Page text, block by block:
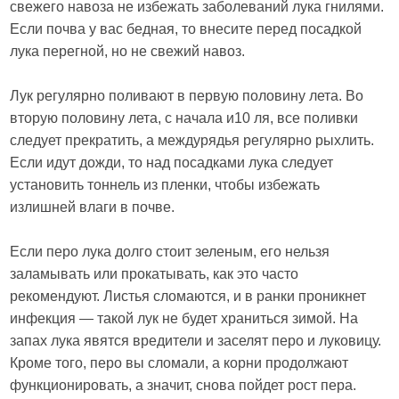
свежего навоза не избежать заболеваний лука гнилями.
Если почва у вас бедная, то внесите перед посадкой
лука перегной, но не свежий навоз.
Лук регулярно поливают в первую половину лета. Во
вторую половину лета, с начала и10 ля, все поливки
следует прекратить, а междурядья регулярно рыхлить.
Если идут дожди, то над посадками лука следует
установить тоннель из пленки, чтобы избежать
излишней влаги в почве.
Если перо лука долго стоит зеленым, его нельзя
заламывать или прокатывать, как это часто
рекомендуют. Листья сломаются, и в ранки проникнет
инфекция — такой лук не будет храниться зимой. На
запах лука явятся вредители и заселят перо и луковицу.
Кроме того, перо вы сломали, а корни продолжают
функционировать, а значит, снова пойдет рост пера.